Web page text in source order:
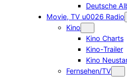
Deutsche
Movie, TV u0026 Radio
Kino
Kino Charts
Kino-Trailer
Kino
Fernsehen/TV